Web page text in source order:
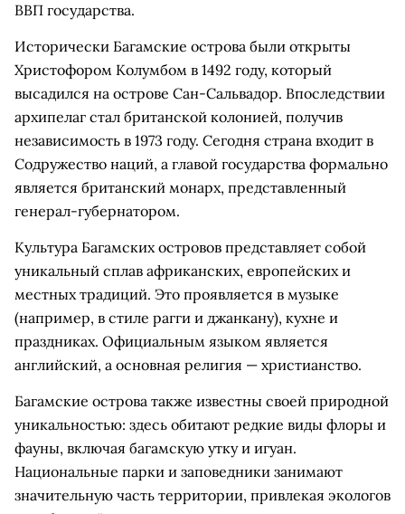
ВВП государства.
Исторически Багамские острова были открыты
Христофором Колумбом в 1492 году, который
высадился на острове Сан-Сальвадор. Впоследствии
архипелаг стал британской колонией, получив
независимость в 1973 году. Сегодня страна входит в
Содружество наций, а главой государства формально
является британский монарх, представленный
генерал-губернатором.
Культура Багамских островов представляет собой
уникальный сплав африканских, европейских и
местных традиций. Это проявляется в музыке
(например, в стиле рагги и джанкану), кухне и
праздниках. Официальным языком является
английский, а основная религия — христианство.
Багамские острова также известны своей природной
уникальностью: здесь обитают редкие виды флоры и
фауны, включая багамскую утку и игуан.
Национальные парки и заповедники занимают
значительную часть территории, привлекая экологов